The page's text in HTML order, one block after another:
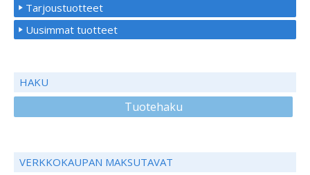
Tarjoustuotteet
Uusimmat tuotteet
HAKU
Tuotehaku
VERKKOKAUPAN MAKSUTAVAT